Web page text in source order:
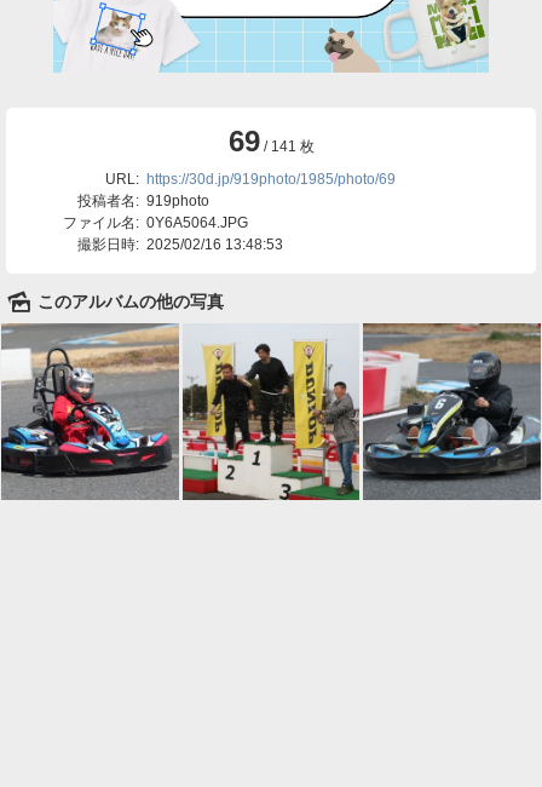
69 / 141 枚
URL: https://30d.jp/919photo/1985/photo/69
投稿者名: 919photo
ファイル名: 0Y6A5064.JPG
撮影日時: 2025/02/16 13:48:53
🌄 このアルバムの他の写真